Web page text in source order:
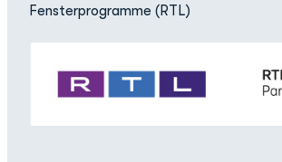
Fensterprogramme (RTL)